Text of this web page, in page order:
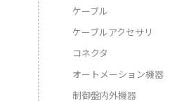
ケーブル
ケーブルアクセサリ
コネクタ
オートメーション機器
制御盤内外機器